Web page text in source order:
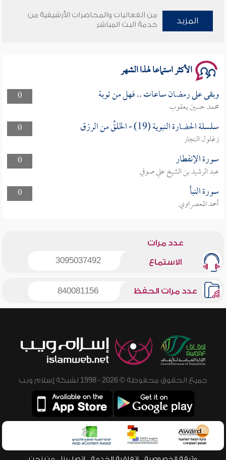
وأمنهم من خوف 9
المزيد
من الفعاليات والمحاضرات الأرشيفية من
خدمة البث المباشر
الأكثر استماعا لهذا الشهر
0 وبقى على رمضان ساعات .. فهل من توبة
محمد حسين يعقوب
0
سلسلة الحضارة النبوية (19) - الخَلقُ من الرزق
زغلول النجار
0
سورة الإنفطار
عبد الرشيد بن الشيخ علي صوفي
0
سورة النبأ
أحمد المعصراوي
عدد مرات
الاستماع 3095037492
عدد مرات الحفظ 840081156
جميع الحقوق محفوظة © 2026 - 1998 لشبكة إسلام ويب